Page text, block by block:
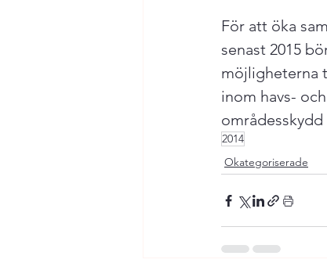
För att öka
senast 2015
möjligheterna
inom havs-
2014
Okategoriserade